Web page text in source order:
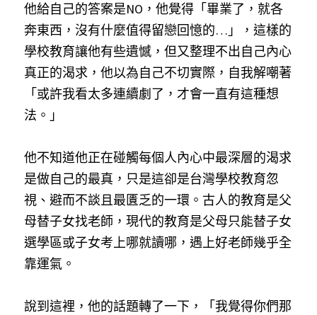
他給自己的答案是NO，他覺得「畢業了，就各
奔東西，沒有什麼值得留戀回憶的…」，這樣的
學校教育讓他有些遺憾，但又整理不出自己內心
真正的渴求，他以為自己不切實際，自我解嘲著
「或許我看太多連續劇了，才會一直有這種想
法。」
他不知道他正在碰觸每個人內心中最深層的渴求
是做自己的最真，只是這卻是台灣學校教育忽
視、避而不談且最匱乏的一環。古人的教育是父
母替子女找老師，現代的教育是父母只能替子女
選學區或子女考上哪就讀哪，遇上好老師幾乎全
靠運氣。
說到這裡，他的話題轉了一下，「我覺得你們那